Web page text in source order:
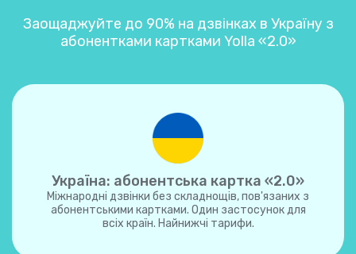
Заощаджуйте до 90% на дзвінках в Україну з
абонентками картками Yolla «2.0»
Україна: абонентська картка «2.0»
Міжнародні дзвінки без складнощів, пов'язаних з
абонентськими картками. Один застосунок для
всіх країн. Найнижчі тарифи.